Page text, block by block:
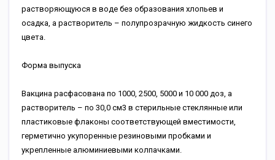
растворяющуюся в воде без образования хлопьев и
осадка, а растворитель – полупрозрачную жидкость синего
цвета.
Форма выпуска
Вакцина расфасована по 1000, 2500, 5000 и 10 000 доз, а
растворитель – по 30,0 см3 в стерильные стеклянные или
пластиковые флаконы соответствующей вместимости,
герметично укупоренные резиновыми пробками и
укрепленные алюминиевыми колпачками.